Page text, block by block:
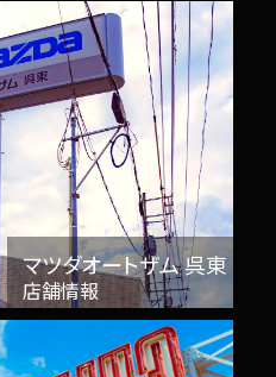
マツダオートザム 呉東
店舗情報